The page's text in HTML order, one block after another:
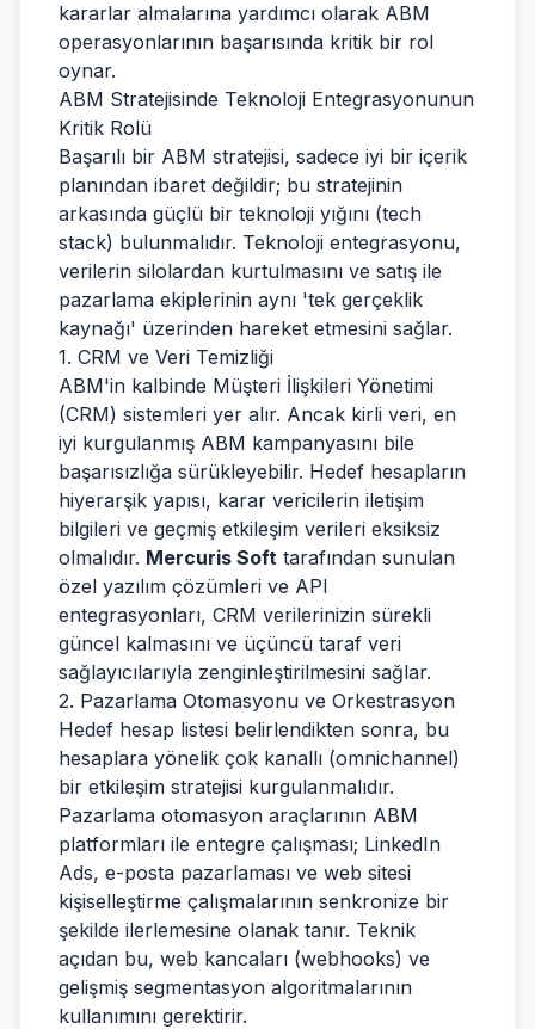
kararlar almalarına yardımcı olarak ABM
operasyonlarının başarısında kritik bir rol
oynar.
ABM Stratejisinde Teknoloji Entegrasyonunun
Kritik Rolü
Başarılı bir ABM stratejisi, sadece iyi bir içerik
planından ibaret değildir; bu stratejinin
arkasında güçlü bir teknoloji yığını (tech
stack) bulunmalıdır. Teknoloji entegrasyonu,
verilerin silolardan kurtulmasını ve satış ile
pazarlama ekiplerinin aynı 'tek gerçeklik
kaynağı' üzerinden hareket etmesini sağlar.
1. CRM ve Veri Temizliği
ABM'in kalbinde Müşteri İlişkileri Yönetimi
(CRM) sistemleri yer alır. Ancak kirli veri, en
iyi kurgulanmış ABM kampanyasını bile
başarısızlığa sürükleyebilir. Hedef hesapların
hiyerarşik yapısı, karar vericilerin iletişim
bilgileri ve geçmiş etkileşim verileri eksiksiz
olmalıdır. Mercuris Soft tarafından sunulan
özel yazılım çözümleri ve API
entegrasyonları, CRM verilerinizin sürekli
güncel kalmasını ve üçüncü taraf veri
sağlayıcılarıyla zenginleştirilmesini sağlar.
2. Pazarlama Otomasyonu ve Orkestrasyon
Hedef hesap listesi belirlendikten sonra, bu
hesaplara yönelik çok kanallı (omnichannel)
bir etkileşim stratejisi kurgulanmalıdır.
Pazarlama otomasyon araçlarının ABM
platformları ile entegre çalışması; LinkedIn
Ads, e-posta pazarlaması ve web sitesi
kişiselleştirme çalışmalarının senkronize bir
şekilde ilerlemesine olanak tanır. Teknik
açıdan bu, web kancaları (webhooks) ve
gelişmiş segmentasyon algoritmalarının
kullanımını gerektirir.